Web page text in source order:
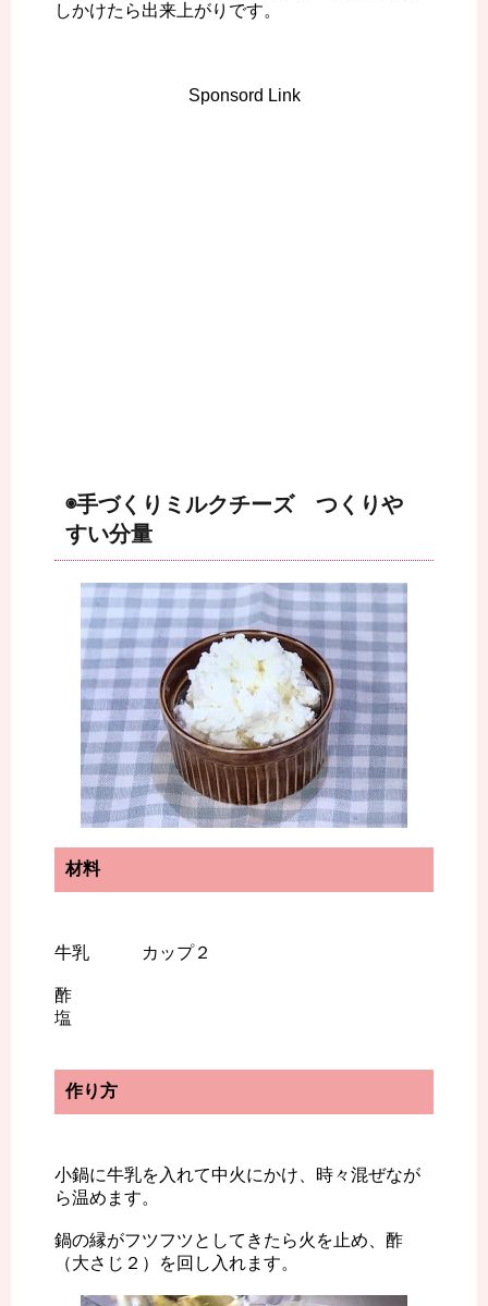
しかけたら出来上がりです。
Sponsord Link
◉手づくりミルクチーズ つくりや
すい分量
材料
牛乳 カップ２
酢
塩
作り方
小鍋に牛乳を入れて中火にかけ、時々混ぜなが
ら温めます。
鍋の縁がフツフツとしてきたら火を止め、酢
（大さじ２）を回し入れます。